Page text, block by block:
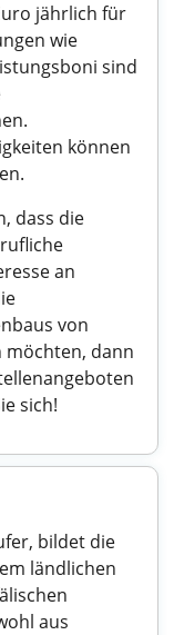
jährlich für
wie
sind
können
dass die
an
von
möchten, dann
sich!
bildet die
ländlichen
aus